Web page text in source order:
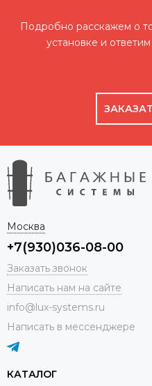
Подробно расскажем о
установке и
Москва
+7(930)036-08-00
Заказать звонок
Написать нам на сайте
info@lux-systems.ru
Написать в мессенджере
КАТАЛОГ